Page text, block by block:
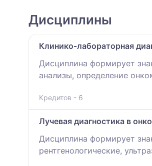
Дисциплины
Клинико-лабораторная
Дисциплина формирует
анализы, определение
Кредитов - 6
Лучевая диагностика в
Дисциплина формирует
рентгенологические,